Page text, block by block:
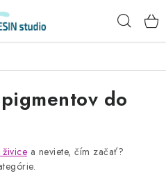
do
a neviete, čím začať?